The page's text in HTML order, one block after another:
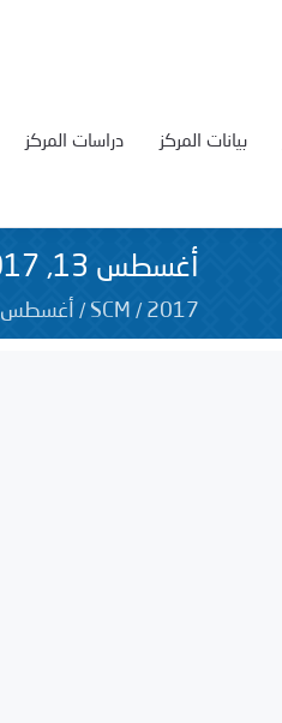
دراسات المركز بيانات المركز
أغسطس 13, 2017
SCM / 2017
/ أغسطس